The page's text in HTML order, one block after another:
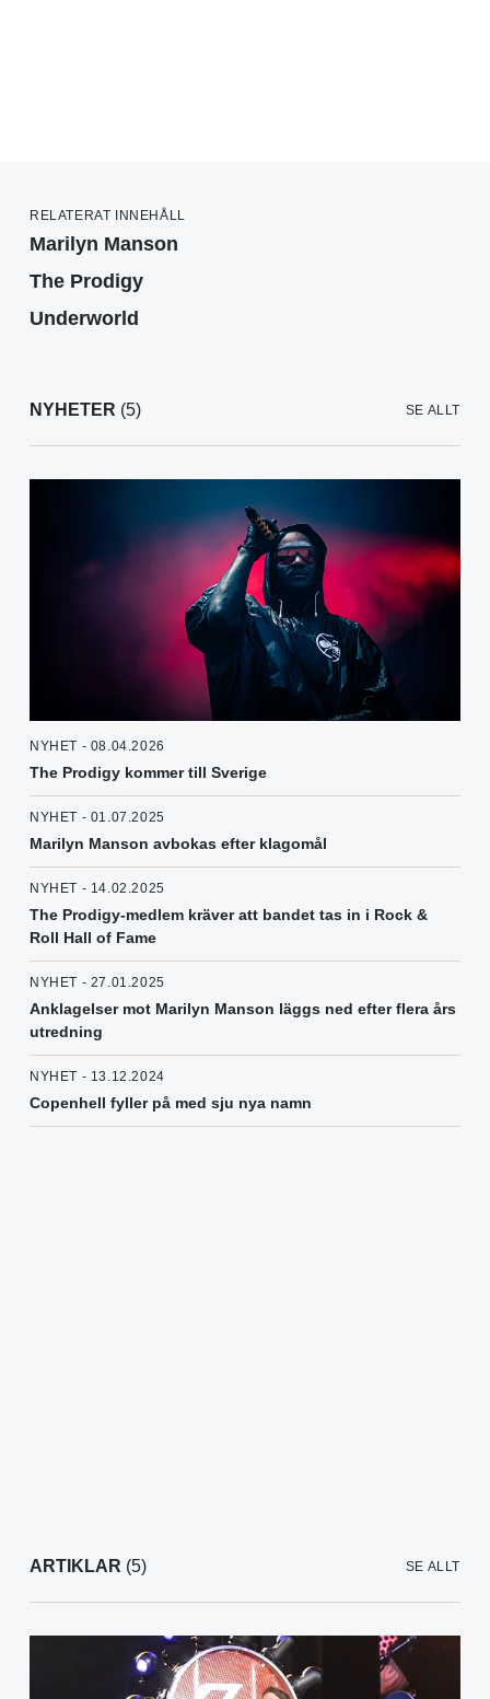
RELATERAT INNEHÅLL
Marilyn Manson
The Prodigy
Underworld
NYHETER (5) SE ALLT
NYHET - 08.04.2026
The Prodigy kommer till Sverige
NYHET - 01.07.2025
Marilyn Manson avbokas efter klagomål
NYHET - 14.02.2025
The Prodigy-medlem kräver att bandet tas in i Rock &
Roll Hall of Fame
NYHET - 27.01.2025
Anklagelser mot Marilyn Manson läggs ned efter flera års
utredning
NYHET - 13.12.2024
Copenhell fyller på med sju nya namn
ARTIKLAR (5) SE ALLT